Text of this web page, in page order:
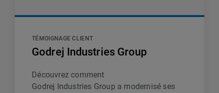
TÉMOIGNAGE CLIENT
Godrej Industries Group
Découvrez comment
Godrej Industries Group a modernisé ses